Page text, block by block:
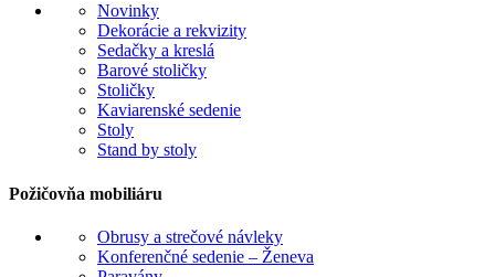
Novinky
Dekorácie a rekvizity
Sedačky a kreslá
Barové stoličky
Stoličky
Kaviarenské sedenie
Stoly
Stand by stoly
Požičovňa mobiliáru
Obrusy a strečové návleky
Konferenčné sedenie – Ženeva